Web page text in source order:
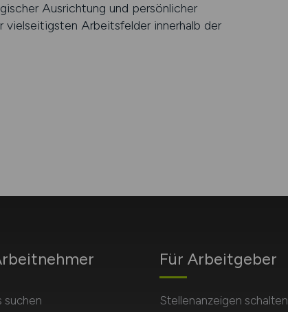
Ausrichtung und persönlicher
Arbeitsfelder innerhalb der
suchen
Für Arbeitgeber
Stellenanzeigen schalten